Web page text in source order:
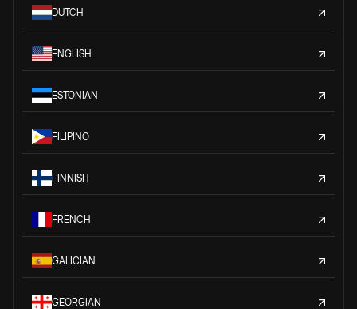
DUTCH
ENGLISH
ESTONIAN
FILIPINO
FINNISH
FRENCH
GALICIAN
GEORGIAN